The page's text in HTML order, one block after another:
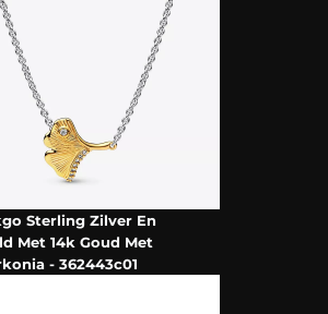
Sterling Zilver En
Met 14k Goud Met
- 362443c01